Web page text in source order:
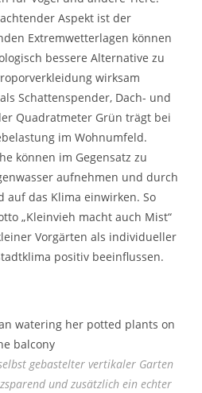
Aspekt ist der
Extremwetterlagen können
bessere Alternative zu
wirksam
Schattenspender, Dach- und
Quadratmeter Grün trägt bei
im Wohnumfeld.
können im Gegensatz zu
aufnehmen und durch
auf das Klima einwirken. So
„Kleinvieh macht auch Mist“
Vorgärten als individueller
positiv beeinflussen.
gebastelter vertikaler Garten
und zusätzlich ein echter